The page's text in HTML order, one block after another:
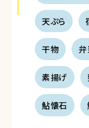
天ぷら
干物 弁
素揚げ
鮎懐石